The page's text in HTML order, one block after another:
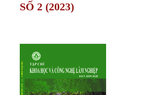
SỐ 2 (2023)